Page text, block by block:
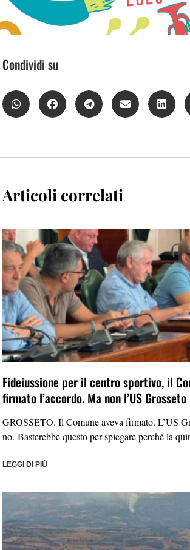
Condividi su
Articoli correlati
Fideiussione per il centro sportivo, il
firmato l’accordo. Ma non l’US Grosseto
GROSSETO. Il Comune aveva firmato. L’US
no. Basterebbe questo per spiegare perché la
LEGGI DI PIÙ